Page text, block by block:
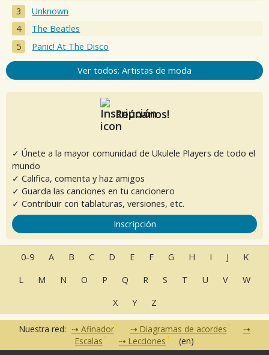
Unknown
The Beatles
Panic! At The Disco
Ver todos: Artistas de moda
Reúnanos!
✓ Únete a la mayor comunidad de Ukulele Players de todo el
mundo
✓ Califica, comenta y haz amigos
✓ Guarda las canciones en tu cancionero
✓ Contribuir con tablaturas, versiones, etc.
Inscripción
0-9 A B C D E F G H I J
K
L
M N O P Q R S T U V
W
X
Y Z
Nuestra red: Afinador
Diagramas de acordes
Escalas
Lecciones (en)